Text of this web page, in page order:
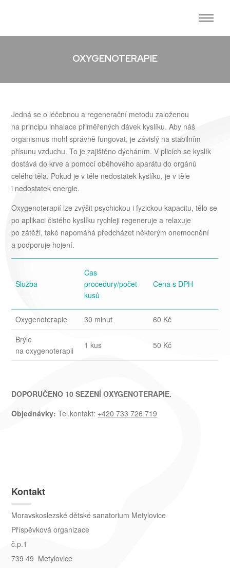
OXYGENOTERAPIE
Jedná se o léčebnou a regenerační metodu založenou
na principu inhalace přiměřených dávek kyslíku. Aby náš
organismus mohl správně fungovat, je závislý na stabilním
přísunu vzduchu. To je zajištěno dýcháním. V plicích se kyslík
dostává do krve a pomocí oběhového aparátu do orgánů
celého těla. Pokud je v těle nedostatek kyslíku, je v těle
i nedostatek energie.
Oxygenoterapií lze zvýšit psychickou i fyzickou kapacitu, tělo se
po aplikaci čistého kyslíku rychleji regeneruje a relaxuje
po zátěži, také napomáhá předcházet některým onemocnění
a podporuje hojení.
Služba
Čas
procedury/počet
kusů
Cena s DPH
Oxygenoterapie 30 minut
60 Kč
Brýle
na oxygenoterapii
1 kus 50 Kč
DOPORUČENO 10 SEZENÍ OXYGENOTERAPIE.
Objednávky:Tel.kontakt: +420 733 726 719
Kontakt
Moravskoslezské dětské sanatorium Metylovice
Příspěvková organizace
č.p.1
739 49 Metylovice